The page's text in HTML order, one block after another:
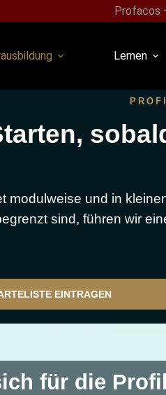
Profacos
Lernen
modulweise und in
sind, führen wir
EINTRAGEN
für die